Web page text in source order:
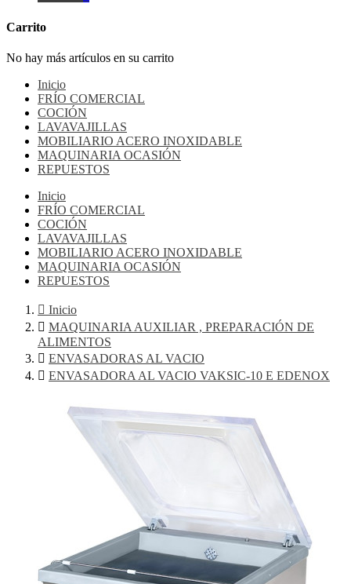
Carrito
No hay más artículos en su carrito
Inicio
FRÍO COMERCIAL
COCIÓN
LAVAVAJILLAS
MOBILIARIO ACERO INOXIDABLE
MAQUINARIA OCASIÓN
REPUESTOS
Inicio
FRÍO COMERCIAL
COCIÓN
LAVAVAJILLAS
MOBILIARIO ACERO INOXIDABLE
MAQUINARIA OCASIÓN
REPUESTOS
 Inicio
 MAQUINARIA AUXILIAR , PREPARACIÓN DE
ALIMENTOS
 ENVASADORAS AL VACIO
 ENVASADORA AL VACIO VAKSIC-10 E EDENOX